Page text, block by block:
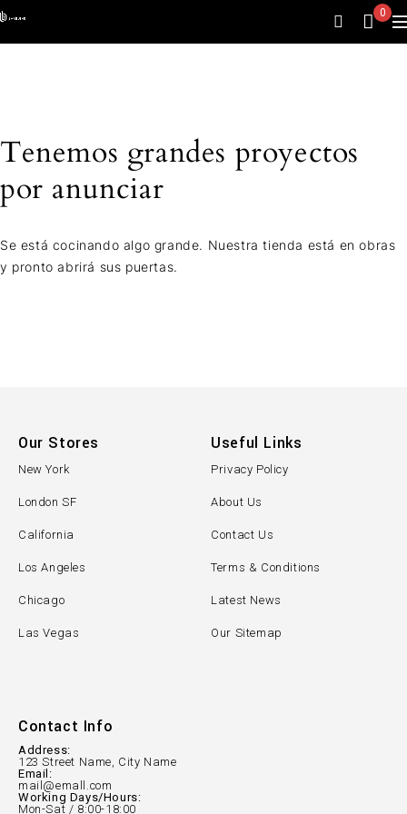
0
Tenemos grandes proyectos
por anunciar
Se está cocinando algo grande. Nuestra tienda está en obras
y pronto abrirá sus puertas.
Contact Info
Address:
123 Street Name, City Name
Email:
mail@emall.com
Working Days/Hours:
Mon-Sat / 8:00-18:00
Our Stores
New York
London SF
California
Los Angeles
Chicago
Las Vegas
Useful Links
Privacy Policy
About Us
Contact Us
Terms & Conditions
Latest News
Our Sitemap